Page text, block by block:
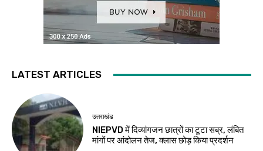
LATEST ARTICLES
उत्तराखंड
NIEPVD में दिव्यांगजन छात्रों का टूटा सब्र, लंबित
मांगों पर आंदोलन तेज, क्लास छोड़ किया प्रदर्शन